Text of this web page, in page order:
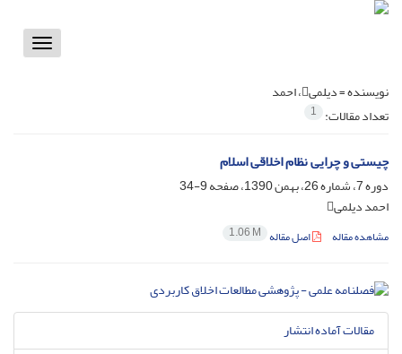
Toggle
نویسنده =دیلمی، احمد
تعداد مقالات: 1
چیستی و چرایی نظام اخلاقی اسلام
دوره 7، شماره 26، بهمن 1390، صفحه
9-34
احمد دیلمی
مشاهده مقاله اصل مقاله 1.06 M
مقالات آماده انتشار